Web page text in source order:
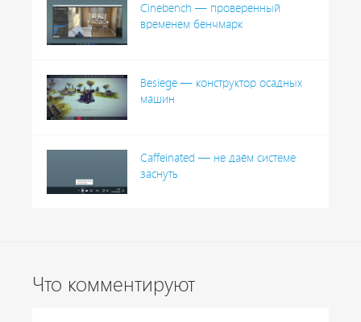
Cinebench — проверенный
временем бенчмарк
Besiege — конструктор осадных
машин
Caffeinated — не даём системе
заснуть
Что комментируют